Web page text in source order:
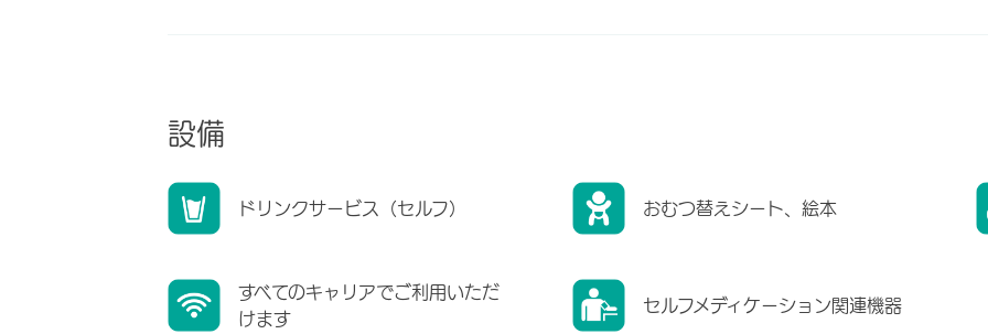
設備
ドリンクサービス（セルフ） おむつ替えシート、絵本
すべてのキャリアでご利用いただ
けます
セルフメディケーション関連機器